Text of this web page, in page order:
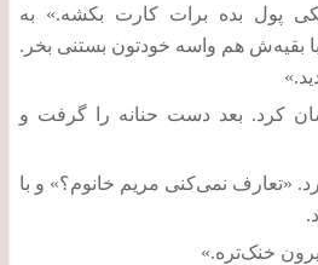
پول بده برات کارت بکشه.» به
با بقیه‌ش هم واسه خودتون بستنی بخر .
.»
کرد. بعد دست حنانه را گرفت و
. «تعارف نمی‌کنی مریم خانوم؟» و با
.
خنک‌تره.»